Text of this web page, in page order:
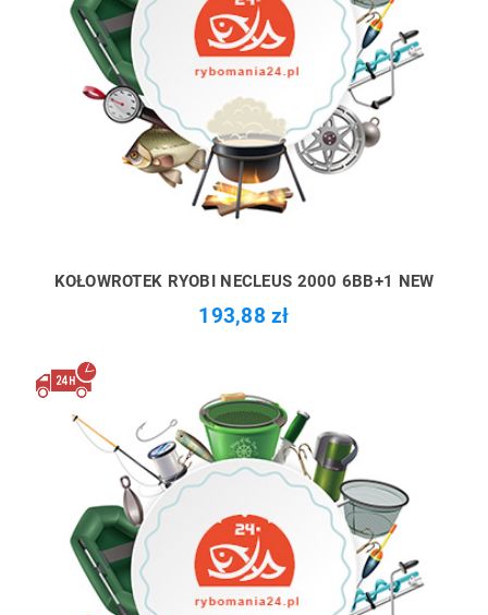
KOŁOWROTEK RYOBI NECLEUS 2000 6BB+1 NEW
193,88 zł